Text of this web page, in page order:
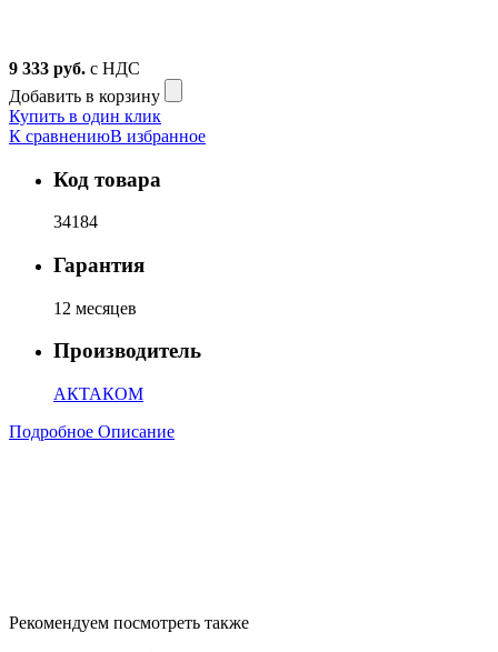
9 333 руб. с НДС
Добавить в корзину
Купить в один клик
К сравнениюВ избранное
Код товара
34184
Гарантия
12 месяцев
Производитель
АКТАКОМ
Подробное Описание
Рекомендуем посмотреть также